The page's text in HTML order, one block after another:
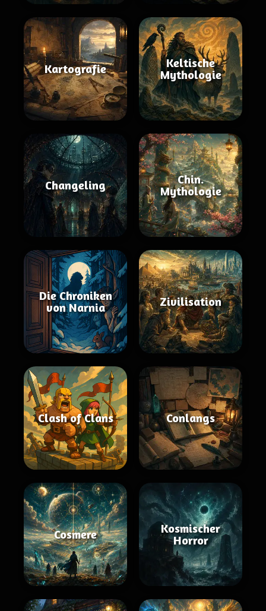
Kartografie
Keltische
Mythologie
Changeling
Chin.
Mythologie
Die Chroniken
von Narnia
Zivilisation
Clash of Clans Conlangs
Cosmere
Kosmischer
Horror